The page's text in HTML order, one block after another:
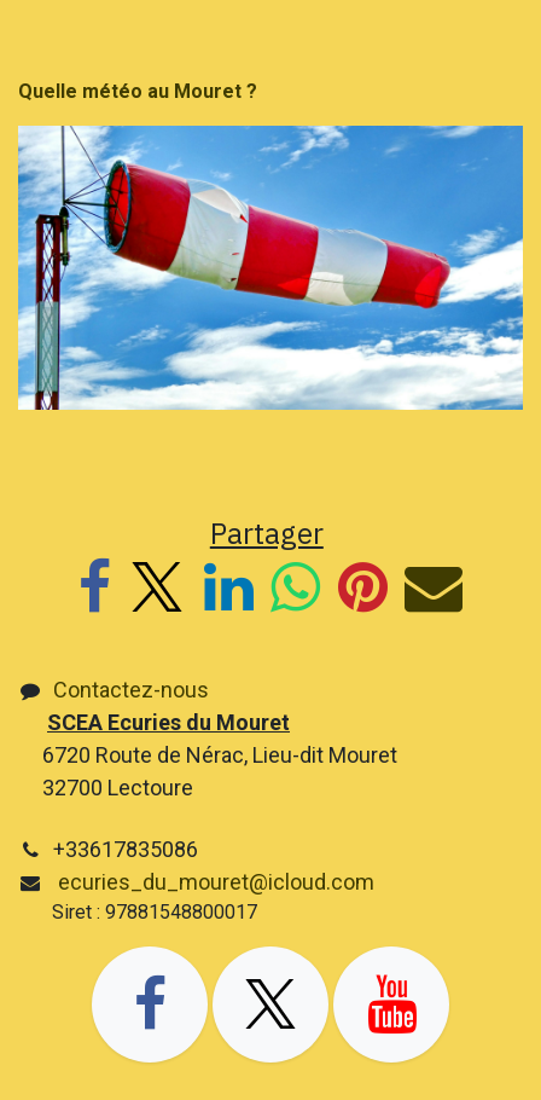
Quelle météo au Mouret ?
Partager
Contactez-nous
SCEA Ecuries du Mouret
6720 Route de Nérac, Lieu-dit Mouret
32700 Lectoure
+33617835086
ecuries_du_mouret@icloud.com
Siret : 97881548800017